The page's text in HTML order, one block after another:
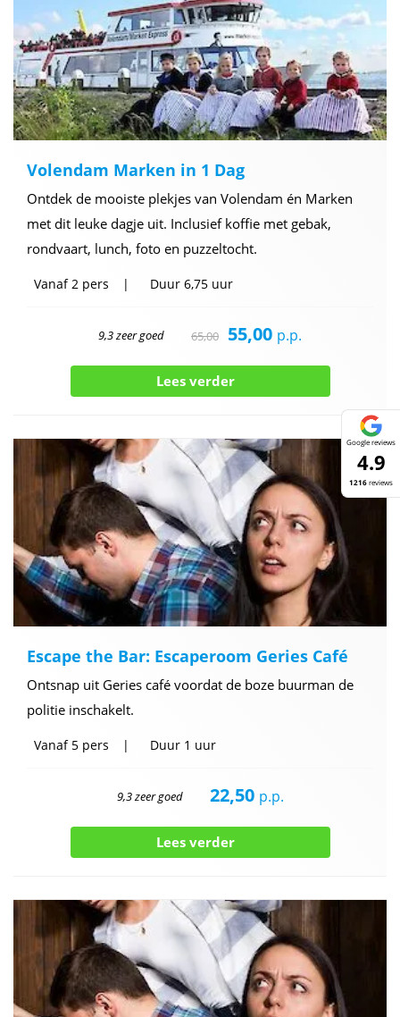
Volendam Marken in 1 Dag
Ontdek de mooiste plekjes van Volendam én Marken
met dit leuke dagje uit. Inclusief koffie met gebak,
rondvaart, lunch, foto en puzzeltocht.
Vanaf2 pers Duur 6,75 uur
9,3 zeer goed 65,00 55,00 p.p.
Lees verder
Escape the Bar: Escaperoom Geries Café
Ontsnap uit Geries café voordat de boze buurman de
politie inschakelt.
Vanaf5 pers Duur 1 uur
9,3 zeer goed 22,50 p.p.
Lees verder
Google reviews
4.9
1216reviews